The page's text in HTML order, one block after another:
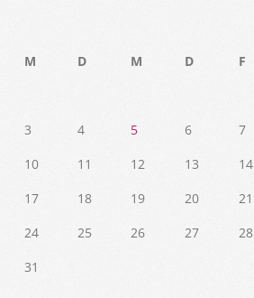
M
D M D F
3
4 5 6 7
10
11 12 13 14
17
18 19 20 21
24
25 26 27 28
31